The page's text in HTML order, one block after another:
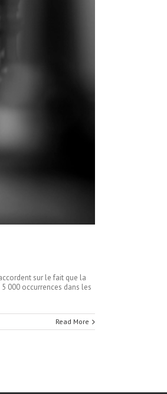
sur le fait que la
000 occurrences dans les
Read More